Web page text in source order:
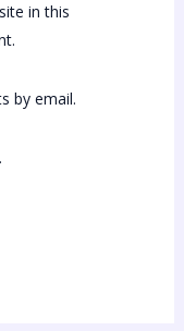
in this
by email.